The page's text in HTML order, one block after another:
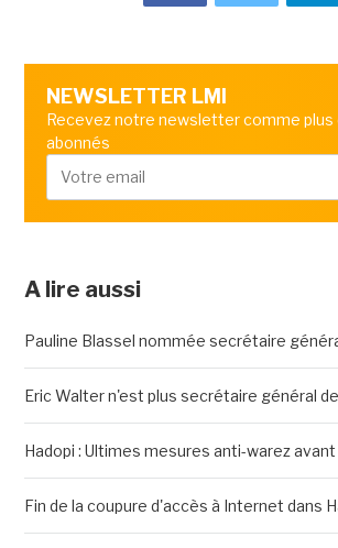
NEWSLETTER LMI
Recevez notre newsletter comme
abonnés
A lire aussi
Pauline Blassel nommée secrétaire
Eric Walter n'est plus secrétaire général
Hadopi : Ultimes mesures anti-warez
Fin de la coupure d'accès à Internet dans